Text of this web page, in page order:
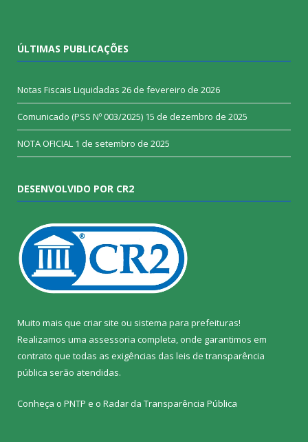
ÚLTIMAS PUBLICAÇÕES
Notas Fiscais Liquidadas 26 de fevereiro de 2026
Comunicado (PSS Nº 003/2025) 15 de dezembro de 2025
NOTA OFICIAL 1 de setembro de 2025
DESENVOLVIDO POR CR2
Muito mais que criar site ou sistema para prefeituras!
Realizamos uma assessoria completa, onde garantimos em
contrato que todas as exigências das leis de transparência
pública serão atendidas.
Conheça o PNTP e o Radar da Transparência Pública